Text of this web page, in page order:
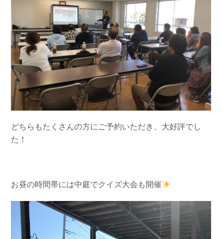
どちらもたくさんの方にご予約いただき、大好評でし
た！
お昼の時間帯には中庭でクイズ大会も開催